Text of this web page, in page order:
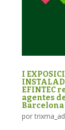
I
EFINTEC
agentes
Barcelona
por